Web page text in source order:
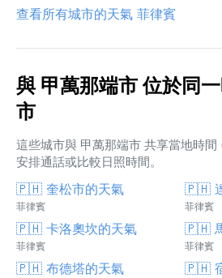
查看所有城市的天氣 菲律賓
與 甲萬那端市 位於同
市
這些城市與 甲萬那端市 共享當地時
安排通話或比較日照時間。
🇵🇭 奎松市的天氣
菲律賓
🇵🇭
菲律賓
🇵🇭 卡洛奧坎的天氣
菲律賓
🇵🇭
菲律賓
🇵🇭 布德塔的天氣 🇵🇭